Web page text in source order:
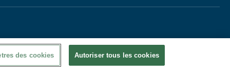
des cookies Autoriser tous les cookies